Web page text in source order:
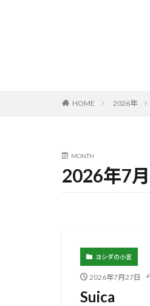
HOME 2026年
MONTH
2026年7月
ヨシダの小言
2026年7月27日
Suica